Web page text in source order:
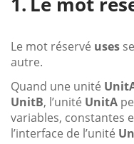
Le mot réservé uses
autre.
Quand une unité
UnitB, l’unité UnitA
variables, constantes
l’interface de l’unité